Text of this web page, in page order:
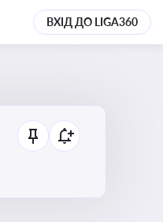
ВХІД ДО LIGA360